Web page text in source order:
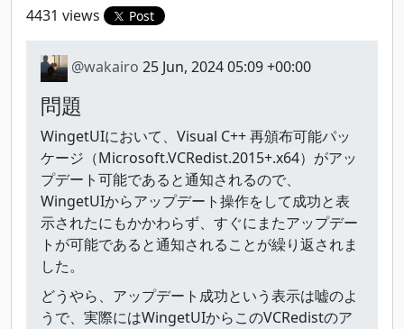
4431 views Post
@wakairo 25 Jun, 2024 05:09 +00:00
問題
WingetUIにおいて、Visual C++ 再頒布可能パッ
ケージ（Microsoft.VCRedist.2015+.x64）がアッ
プデート可能であると通知されるので、
WingetUIからアップデート操作をして成功と表
示されたにもかかわらず、すぐにまたアップデー
トが可能であると通知されることが繰り返されま
した。
どうやら、アップデート成功という表示は嘘のよ
うで、実際にはWingetUIからこのVCRedistのア